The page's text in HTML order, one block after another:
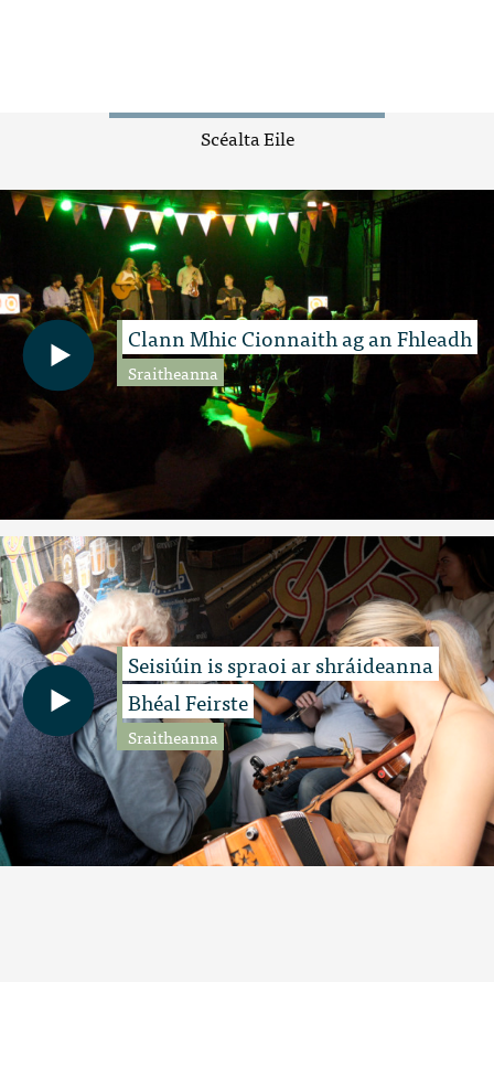
Scéalta Eile
Clann Mhic Cionnaith ag an Fhleadh
Sraitheanna
Seisiúin is spraoi ar shráideanna
Bhéal Feirste
Sraitheanna